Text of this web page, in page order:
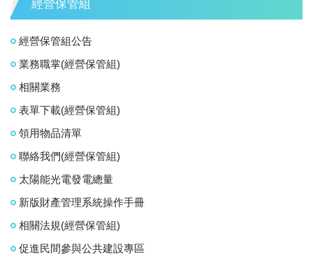
經營保管組
經營保管組公告
業務職掌(經營保管組)
相關業務
表單下載(經營保管組)
領用物品清單
聯絡我們(經營保管組)
太陽能光電發電總量
新版財產管理系統操作手冊
相關法規(經營保管組)
促進民間參與公共建設專區